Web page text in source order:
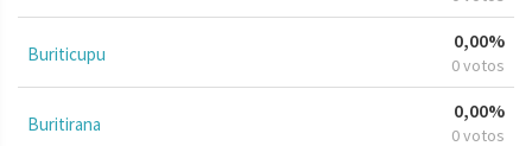
Buriticupu
0,00%
0 votos
Buritirana
0,00%
0 votos